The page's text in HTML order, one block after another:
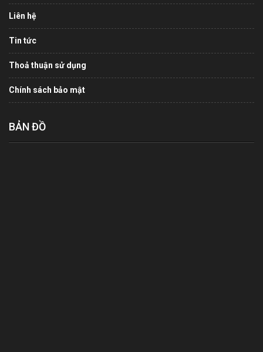
Liên hệ
Tin tức
Thoả thuận sử dụng
Chính sách bảo mật
BẢN ĐỒ